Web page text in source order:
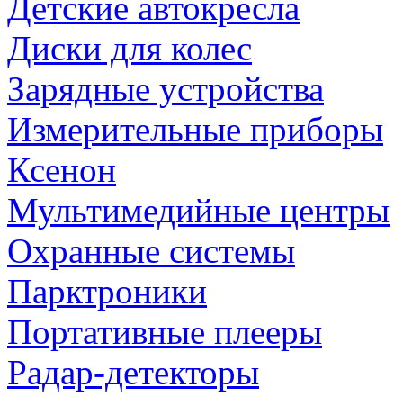
Диски для колес
Зарядные устройства
Измерительные приборы
Ксенон
Мультимедийные центры
Охранные системы
Парктроники
Портативные плееры
Радар-детекторы